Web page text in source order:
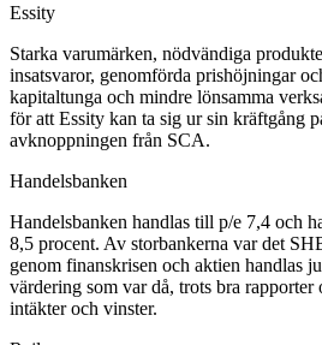
Essity
Starka varumärken, nödvändiga
insatsvaror, genomförda prishöjningar
kapitaltunga och mindre lönsamma
för att Essity kan ta sig ur sin kräftgång
avknoppningen från SCA.
Handelsbanken
Handelsbanken handlas till p/e 7,4 och
8,5 procent. Av storbankerna var det
genom finanskrisen och aktien handlas
värdering som var då, trots bra rapporter
intäkter och vinster.